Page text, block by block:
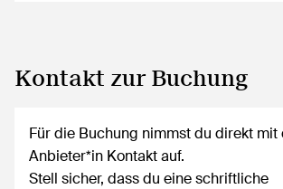
Kontakt zur Buchung
Für die Buchung nimmst du direkt mit
Anbieter*in Kontakt auf.
Stell sicher, dass du eine schriftliche